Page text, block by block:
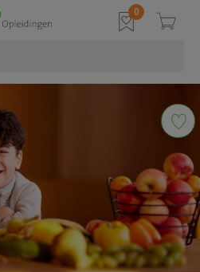
Programma Diploma &